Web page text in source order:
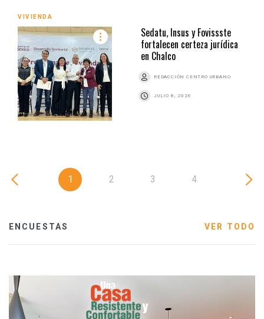
VIVIENDA
Sedatu, Insus y Fovissste
fortalecen certeza jurídica
en Chalco
REDACCIÓN CENTRO URBANO
JULIO 8, 2026
1 2 3 4
ENCUESTAS VER TODO